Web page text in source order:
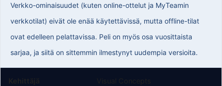
Verkko-ominaisuudet (kuten online-ottelut ja MyTeamin
verkkotilat) eivät ole enää käytettävissä, mutta offline-tilat
ovat edelleen pelattavissa. Peli on myös osa vuosittaista
sarjaa, ja siitä on sittemmin ilmestynyt uudempia versioita.
Kehittäjä Visual Concepts